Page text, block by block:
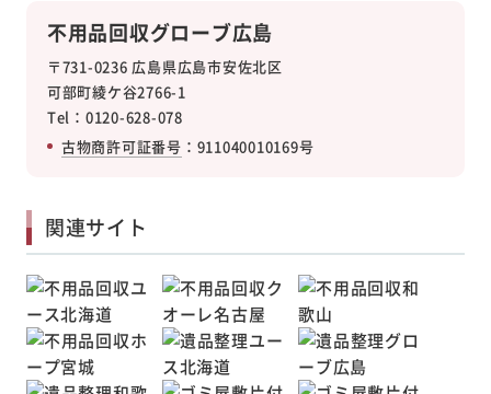
不用品回収グローブ広島
〒731-0236 広島県広島市安佐北区
可部町綾ケ谷2766-1
Tel：0120-628-078
古物商許可証番号 ：911040010169号
関連サイト